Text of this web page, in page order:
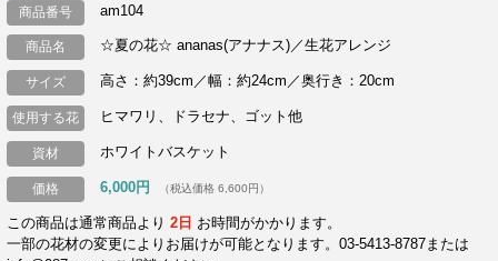
商品番号 am104
商品名 ☆夏の花☆ ananas(アナナス)／生花アレンジ
サイズ 高さ：約39cm／幅：約24cm／奥行き：20cm
使用する花 ヒマワリ、ドラセナ、ゴット他
資材 ホワイトバスケット
価格 6,000円 （税込価格 6,600円）
この商品は通常商品より2日 お時間がかかります。
一部の花材の変更によりお届けが可能となります。03-5413-8787または